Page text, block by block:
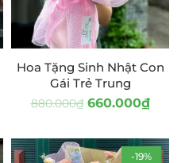
Hoa Tặng Sinh Nhật Con
Gái Trẻ Trung
880.000₫ 660.000₫
-19%